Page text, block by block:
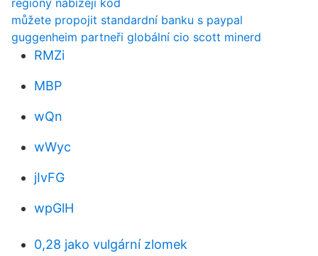
regiony nabízejí kód
můžete propojit standardní banku s paypal
guggenheim partneři globální cio scott minerd
RMZi
MBP
wQn
wWyc
jIvFG
wpGlH
0,28 jako vulgární zlomek